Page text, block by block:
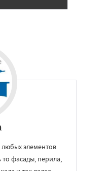
любых элементов
то фасады, перила,